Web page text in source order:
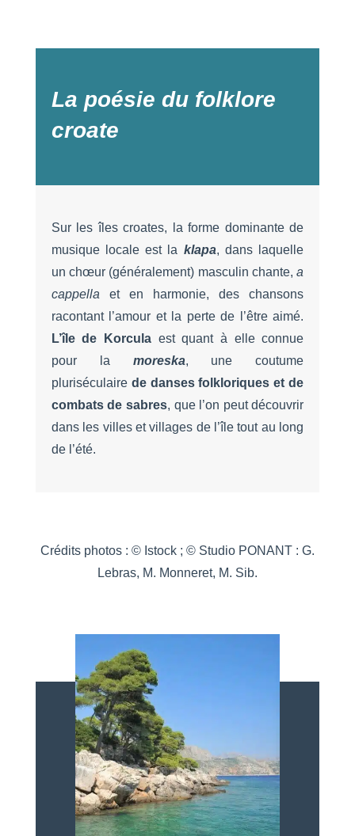
La poésie du folklore
croate
Sur les îles croates, la forme dominante de
musique locale est la klapa, dans laquelle
un chœur (généralement) masculin chante, a
cappella et en harmonie, des chansons
racontant l’amour et la perte de l’être aimé.
L’île de Korcula est quant à elle connue
pour la moreska, une coutume
pluriséculaire de danses folkloriques et de
combats de sabres, que l’on peut découvrir
dans les villes et villages de l’île tout au long
de l’été.
Crédits photos : © Istock ; © Studio PONANT : G.
Lebras, M. Monneret, M. Sib.